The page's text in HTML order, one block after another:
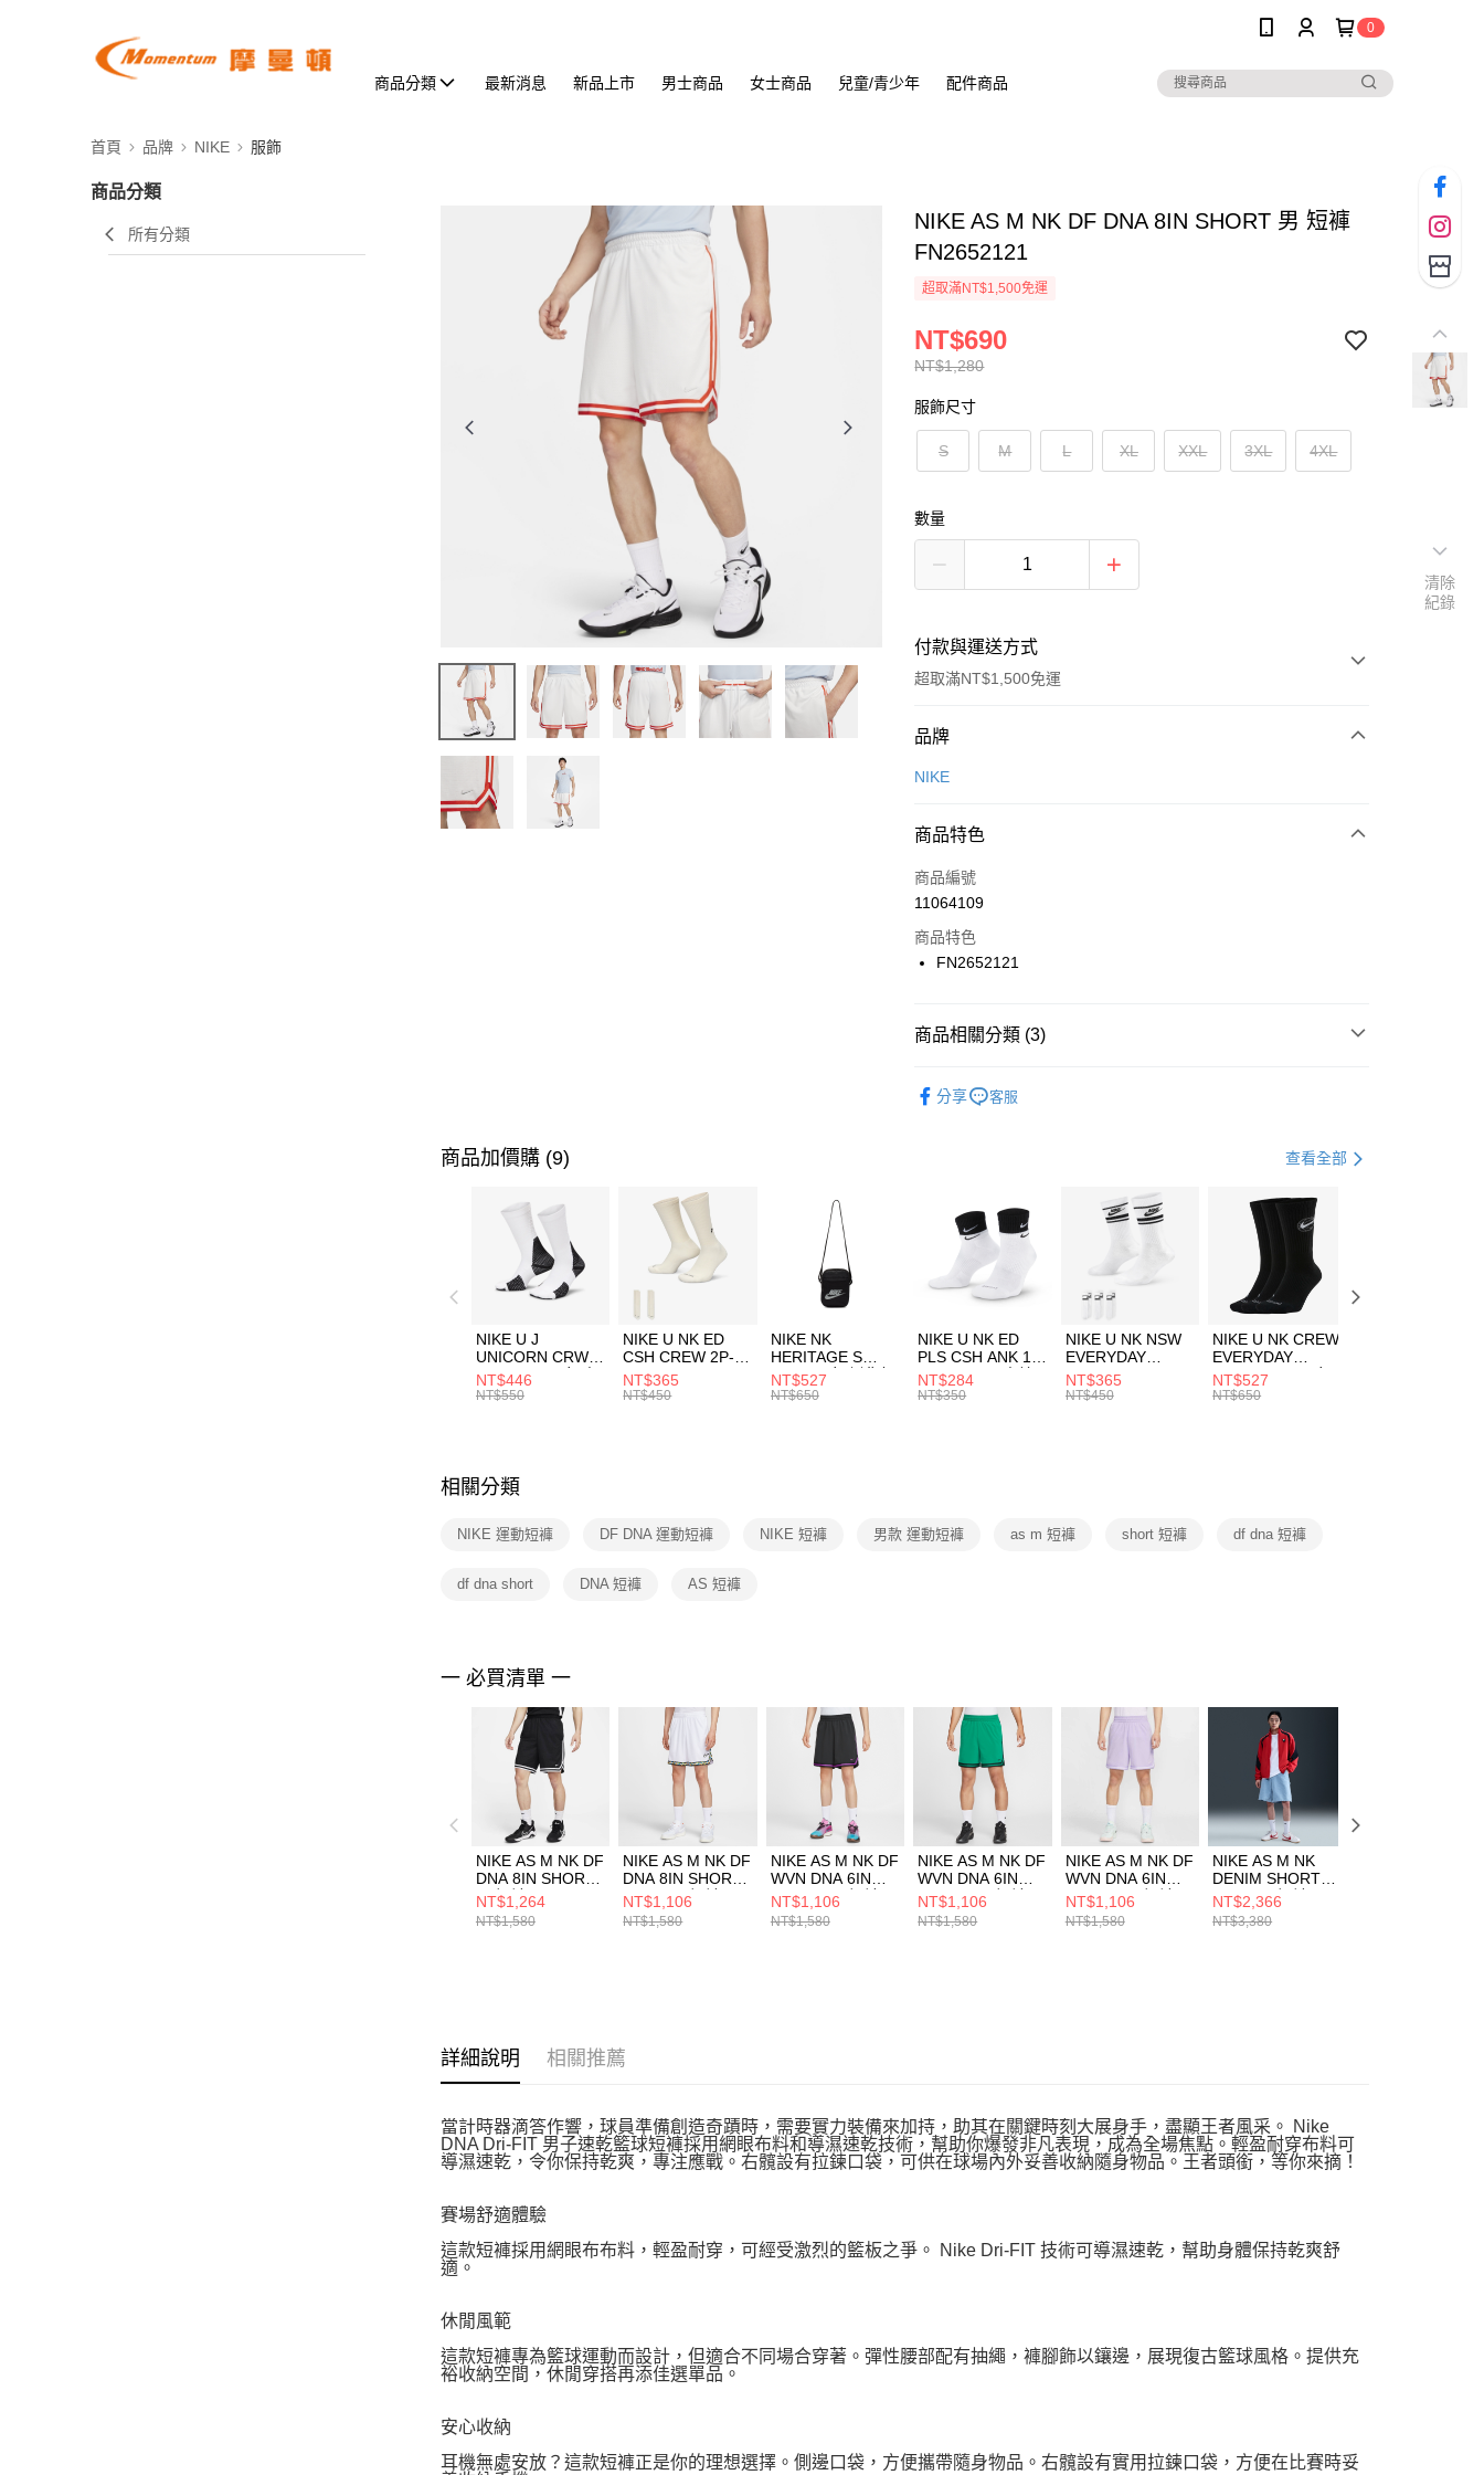
0
商品分類 最新消息 新品上市 男士商品 女士商品 兒童/青少年 配件商品
首頁 品牌 NIKE 服飾
商品分類
所有分類
NIKE AS M NK DF DNA 8IN SHORT 男 短褲
FN2652121
超取滿NT$1,500免運
NT$1,280
NT$690
服飾尺寸
S M L XL XXL 3XL 4XL
數量
付款與運送方式
超取滿NT$1,500免運
付款方式
信用卡一次付款
合作金庫商業銀行
華南商業銀行
上海商業儲蓄銀行
國泰世華商業銀行
聯邦商業銀行
台新國際商業銀行
LINE Pay
Apple Pay
【關於「AFTEE先享後付」】
３．安心：先確認商品／服務後，再付款。
【「AFTEE先享後付」結帳流程】
１．於結帳方式選擇「AFTEE先享後付」後，將跳轉至「AFTEE先享後
付」結帳頁面，進行簡訊認證並確認金額後，即可完成結帳。
２．訂單成立數日內，您將收到繳費通知簡訊。
３．收到繳費通知簡訊後14天內，點擊此簡訊中的連結，可透過四大超商
／ATM／網路銀行／等多元方式進行付款，方視為交易完成。
※ 請注意：結帳手續完成當下不需立刻繳費，但若您需要取消訂單，請聯
絡購買商品的店家。未經商家同意取消之訂單仍視為有效，需透過AFTEE
先享後付繳納相關費用。
交易，需依本服務之必要範圍內提供個人資料，並將交易相關給付款項請
結果請求用戶進行身份認證。
５．嚴禁一人註冊多個帳號或使用他人資訊註冊。若發現惡意使用之情
形，恩沛科技股份有限公司將有權停止該用戶之使用額度並採取法律行
每筆NT$100，滿NT$1,500(含以上)免運費
每筆NT$100，滿NT$1,500(含以上)免運費
付款後門市自取
每筆NT$100，滿NT$1,500(含以上)免運費
品牌
NIKE
商品特色
商品編號
11064109
商品特色
FN2652121
商品相關分類 (3)
分享 客服
商品加價購 (9) 查看全部
NIKE U J
UNICORN CRW
1PR -160 男女 中
統襪 FZ3393100
NT$446
NT$550
NIKE U NK ED
CSH CREW 2P-
144 EMBRDY 男
女 短統襪
NT$365
NT$450
NIKE NK
HERITAGE S
SMIT 男女 側背包
BA5871010
NT$527
NT$650
NIKE U NK ED
PLS CSH ANK 1P
144 DBL 男 中統
襪 DH4058104
NT$284
NT$350
NIKE U NK NSW
EVERYDAY
ESSENTIAL CR
男女 短統襪
NT$365
NT$450
NIKE U NK CREW
EVERYDAY
BBALL 3PR 男女
長統襪
NT$527
NT$650
相關分類
NIKE 運動短褲 DF DNA 運動短褲 NIKE 短褲 男款 運動短褲 as m 短褲 short 短褲 df dna 短褲
df dna short DNA 短褲 AS 短褲
一 必買清單 一
NIKE AS M NK DF
DNA 8IN SHORT
男 短褲 黑
FN2652010
NT$1,264
NT$1,580
NIKE AS M NK DF
DNA 8IN SHORT
NAOS 男 短褲
HV3538100
NT$1,106
NT$1,580
NIKE AS M NK DF
WVN DNA 6IN
SHORT 男 短褲
FN2660011
NT$1,106
NT$1,580
NIKE AS M NK DF
WVN DNA 6IN
SHORT 男 短褲
FN2660365
NT$1,106
NT$1,580
NIKE AS M NK DF
WVN DNA 6IN
SHORT 男 短褲
FN2660515
NT$1,106
NT$1,580
NIKE AS M NK
DENIM SHORT
OPP1 男 短褲
IO7868493
NT$2,366
NT$3,380
詳細說明 相關推薦
當計時器滴答作響，球員準備創造奇蹟時，需要實力裝備來加持，助其在關鍵時刻大展身手，盡顯王者風采。 Nike
DNA Dri-FIT 男子速乾籃球短褲採用網眼布料和導濕速乾技術，幫助你爆發非凡表現，成為全場焦點。輕盈耐穿布料可
導濕速乾，令你保持乾爽，專注應戰。右髖設有拉鍊口袋，可供在球場內外妥善收納隨身物品。王者頭銜，等你來摘！
賽場舒適體驗
這款短褲採用網眼布布料，輕盈耐穿，可經受激烈的籃板之爭。 Nike Dri-FIT 技術可導濕速乾，幫助身體保持乾爽舒
適。
休閒風範
這款短褲專為籃球運動而設計，但適合不同場合穿著。彈性腰部配有抽繩，褲腳飾以鑲邊，展現復古籃球風格。提供充
裕收納空間，休閒穿搭再添佳選單品。
安心收納
耳機無處安放？這款短褲正是你的理想選擇。側邊口袋，方便攜帶隨身物品。右髖設有實用拉鍊口袋，方便在比賽時妥
清除
紀錄